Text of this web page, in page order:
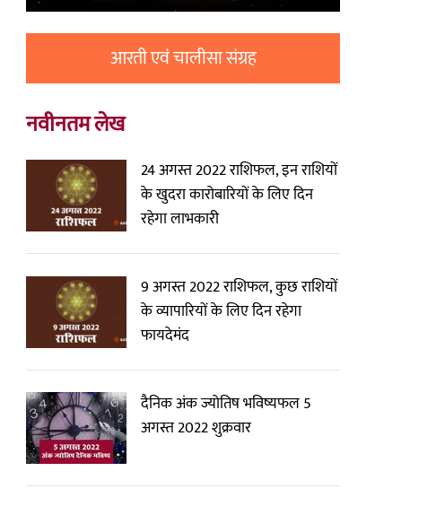
आरती एवं चालीसा संग्रह
नवीनतम लेख
24 अगस्त 2022 राशिफल, इन राशियों
के खुदरा कारोबारियों के लिए दिन
रहेगा लाभकारी
9 अगस्त 2022 राशिफल, कुछ राशियों
के व्यापारियों के लिए दिन रहेगा
फायदेमंद
दैनिक अंक ज्योतिष भविष्यफल 5
अगस्त 2022 शुक्रवार